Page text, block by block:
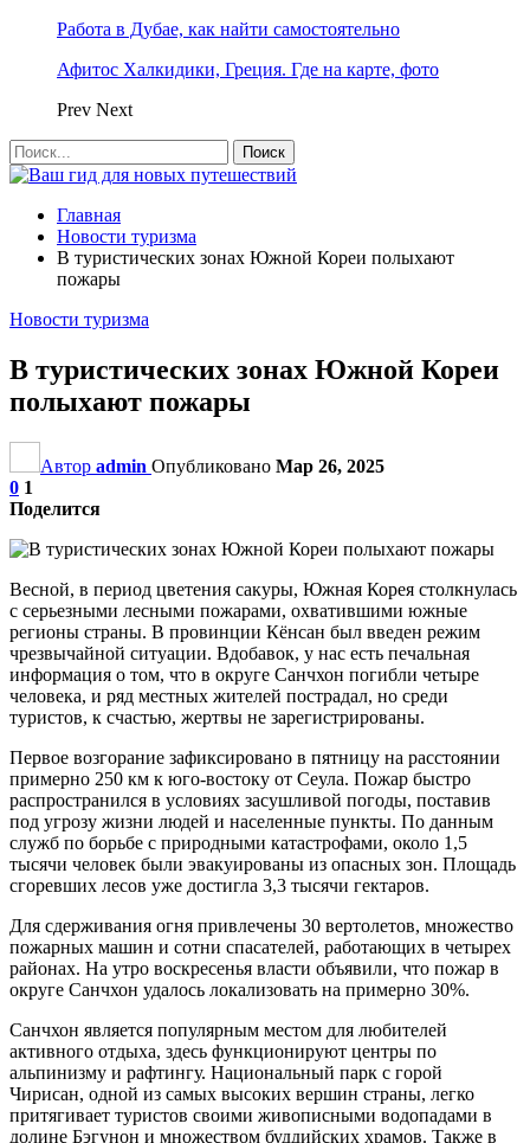
Работа в Дубае, как найти самостоятельно
Афитос Халкидики, Греция. Где на карте, фото
Prev Next
Главная
Новости туризма
В туристических зонах Южной Кореи полыхают
пожары
Новости туризма
В туристических зонах Южной Кореи
полыхают пожары
Автор admin Опубликовано Мар 26, 2025
0 1
Поделится
Весной, в период цветения сакуры, Южная Корея столкнулась
с серьезными лесными пожарами, охватившими южные
регионы страны. В провинции Кёнсан был введен режим
чрезвычайной ситуации. Вдобавок, у нас есть печальная
информация о том, что в округе Санчхон погибли четыре
человека, и ряд местных жителей пострадал, но среди
туристов, к счастью, жертвы не зарегистрированы.
Первое возгорание зафиксировано в пятницу на расстоянии
примерно 250 км к юго-востоку от Сеула. Пожар быстро
распространился в условиях засушливой погоды, поставив
под угрозу жизни людей и населенные пункты. По данным
служб по борьбе с природными катастрофами, около 1,5
тысячи человек были эвакуированы из опасных зон. Площадь
сгоревших лесов уже достигла 3,3 тысячи гектаров.
Для сдерживания огня привлечены 30 вертолетов, множество
пожарных машин и сотни спасателей, работающих в четырех
районах. На утро воскресенья власти объявили, что пожар в
округе Санчхон удалось локализовать на примерно 30%.
Санчхон является популярным местом для любителей
активного отдыха, здесь функционируют центры по
альпинизму и рафтингу. Национальный парк с горой
Чирисан, одной из самых высоких вершин страны, легко
притягивает туристов своими живописными водопадами в
долине Бэгунон и множеством буддийских храмов. Также в